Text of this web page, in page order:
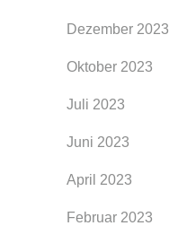
Dezember 2023
Oktober 2023
Juli 2023
Juni 2023
April 2023
Februar 2023